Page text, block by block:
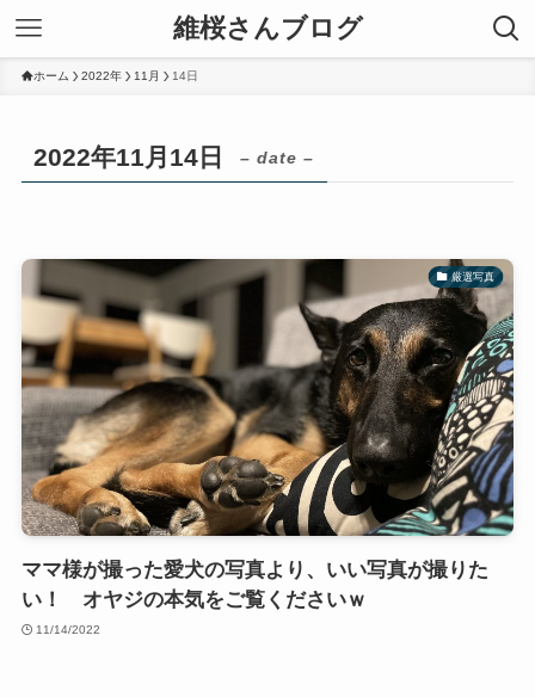
維桜さんブログ
ホーム 2022年 11月 14日
2022年11月14日 – date –
厳選写真
ママ様が撮った愛犬の写真より、いい写真が撮りた
い！ オヤジの本気をご覧くださいｗ
11/14/2022